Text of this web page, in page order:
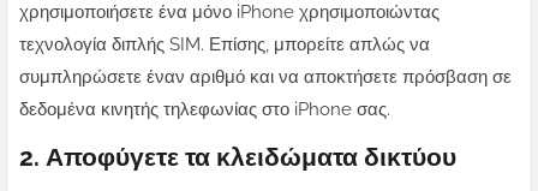
χρησιμοποιήσετε ένα μόνο iPhone χρησιμοποιώντας
τεχνολογία διπλής SIM. Επίσης, μπορείτε απλώς να
συμπληρώσετε έναν αριθμό και να αποκτήσετε πρόσβαση σε
δεδομένα κινητής τηλεφωνίας στο iPhone σας.
2. Αποφύγετε τα κλειδώματα δικτύου